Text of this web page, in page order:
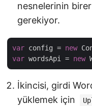
nesnelerinin
gerekiyor.
var config = new
var wordsApi = new
İkincisi, girdi
yüklemek için